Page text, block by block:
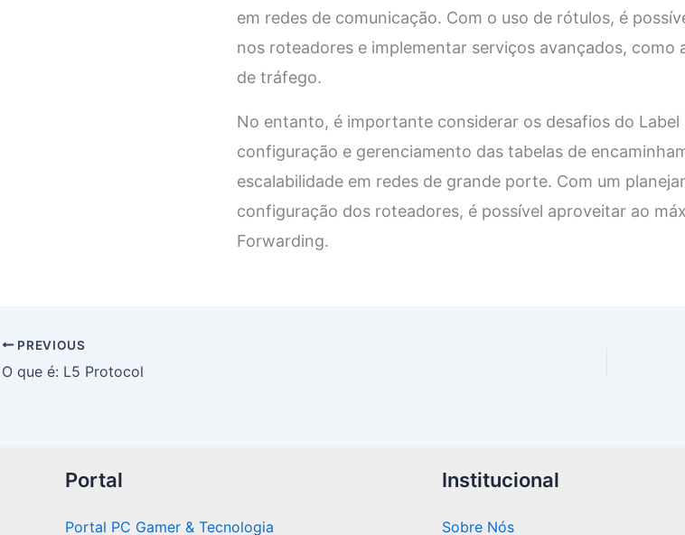
em redes de comunicação. Com o uso de rótulos, é
nos roteadores e implementar serviços avançados, como
de tráfego.
No entanto, é importante considerar os desafios do
configuração e gerenciamento das tabelas de
escalabilidade em redes de grande porte. Com um
configuração dos roteadores, é possível aproveitar ao
Forwarding.
PREVIOUS
O que é: L5 Protocol
Portal
Portal PC Gamer & Tecnologia
Institucional
Sobre Nós